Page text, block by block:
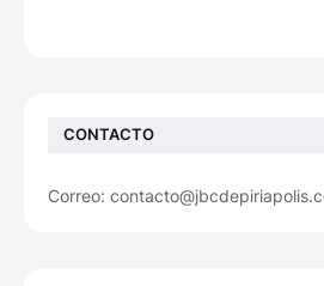
CONTACTO
Correo: